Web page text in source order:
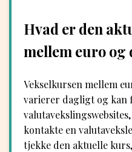
Hvad er den
mellem euro og
Vekselkursen mellem
varierer dagligt og kan
kontakte en
tjekke den aktuelle